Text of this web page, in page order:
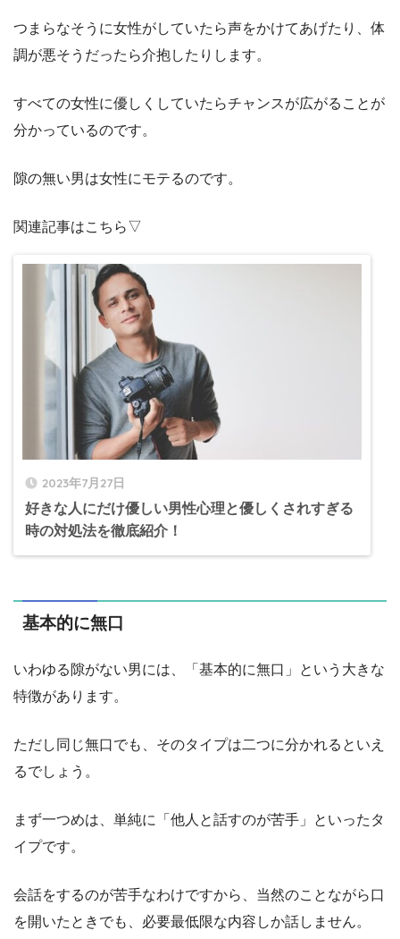
つまらなそうに女性がしていたら声をかけてあげたり、体
調が悪そうだったら介抱したりします。
すべての女性に優しくしていたらチャンスが広がることが
分かっているのです。
隙の無い男は女性にモテるのです。
関連記事はこちら▽
2023年7月27日
好きな人にだけ優しい男性心理と優しくされすぎる
時の対処法を徹底紹介！
基本的に無口
いわゆる隙がない男には、「基本的に無口」という大きな
特徴があります。
ただし同じ無口でも、そのタイプは二つに分かれるといえ
るでしょう。
まず一つめは、単純に「他人と話すのが苦手」といったタ
イプです。
会話をするのが苦手なわけですから、当然のことながら口
を開いたときでも、必要最低限な内容しか話しません。